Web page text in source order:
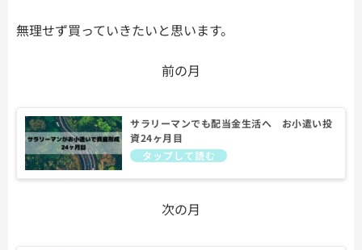
無理せず買っていきたいと思います。
前の月
サラリーマンでも配当金生活へ お小遣い投
資24ヶ月目
次の月